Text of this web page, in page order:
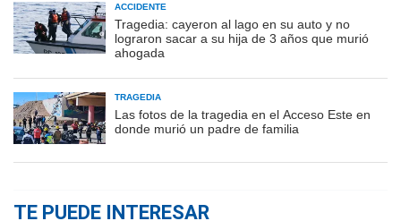
ACCIDENTE
Tragedia: cayeron al lago en su auto y no
lograron sacar a su hija de 3 años que murió
ahogada
TRAGEDIA
Las fotos de la tragedia en el Acceso Este en
donde murió un padre de familia
TE PUEDE INTERESAR